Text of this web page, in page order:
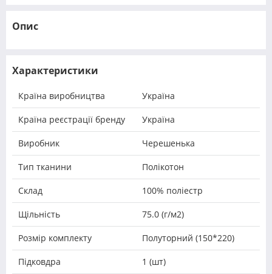
Опис
Характеристики
Країна виробництва Україна
Країна реєстрації бренду Україна
Виробник Черешенька
Тип тканини Полікотон
Склад 100% поліестр
Щільність 75.0 (г/м2)
Розмір комплекту Полуторний (150*220)
Підковдра 1 (шт)